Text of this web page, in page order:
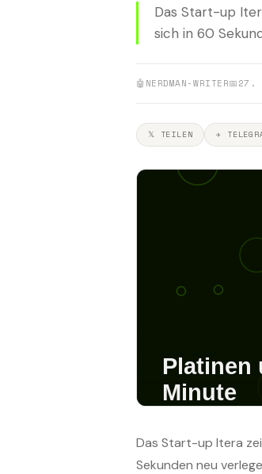
Das Start-up
sich in 60
🤖 NERDMAN-WRITER📅27.
𝕏 TEILEN ✈
Das Start-up Itera
Sekunden neu